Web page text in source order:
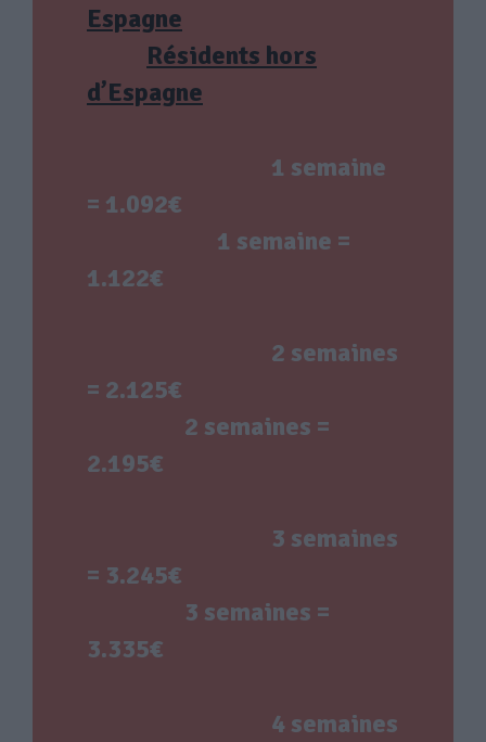
Espagne
Résidents hors
d’Espagne
1 semaine
= 1.092€
1 semaine =
1.122€
2 semaines
= 2.125€
2 semaines =
2.195€
3 semaines
= 3.245€
3 semaines =
3.335€
4 semaines